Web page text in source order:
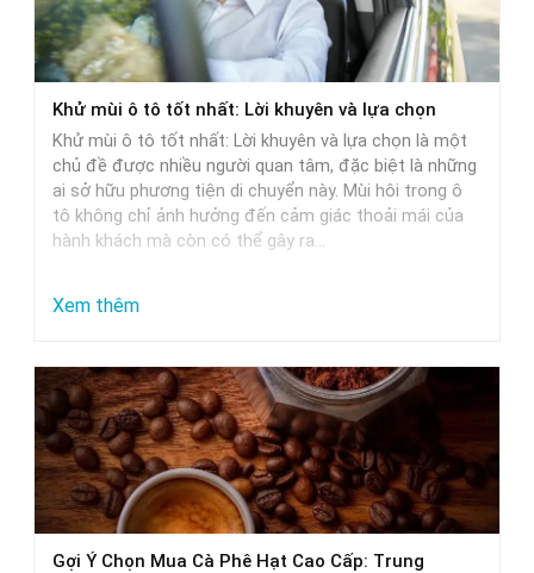
kính
xe
ô
tô:
Giải
pháp
tối
ưu
Khử mùi ô tô tốt nhất: Lời khuyên và lựa chọn
Khử mùi ô tô tốt nhất: Lời khuyên và lựa chọn là một
chủ đề được nhiều người quan tâm, đặc biệt là những
ai sở hữu phương tiện di chuyển này. Mùi hôi trong ô
tô không chỉ ảnh hưởng đến cảm giác thoải mái của
hành khách mà còn có thể gây ra…
Xem thêm:
mùi
ô
tô
tốt
nhất:
Lời
Gợi Ý Chọn Mua Cà Phê Hạt Cao Cấp: Trung